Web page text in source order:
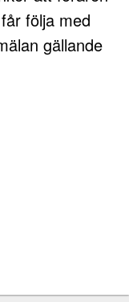
följa med
gällande